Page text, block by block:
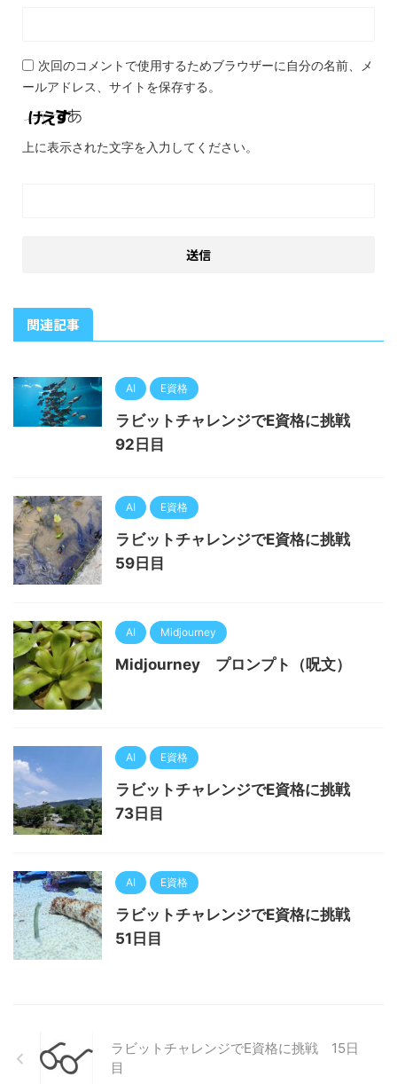
次回のコメントで使用するためブラウザーに自分の名前、メ
ールアドレス、サイトを保存する。
上に表示された文字を入力してください。
関連記事
AI E資格
ラビットチャレンジでE資格に挑戦
92日目
AI E資格
ラビットチャレンジでE資格に挑戦
59日目
AI Midjourney
Midjourney プロンプト（呪文）
AI E資格
ラビットチャレンジでE資格に挑戦
73日目
AI E資格
ラビットチャレンジでE資格に挑戦
51日目
ラビットチャレンジでE資格に挑戦 15日
目